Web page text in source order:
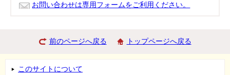
お問い合わせは専用フォームをご利用ください。
前のページへ戻る トップページへ戻る
このサイトについて